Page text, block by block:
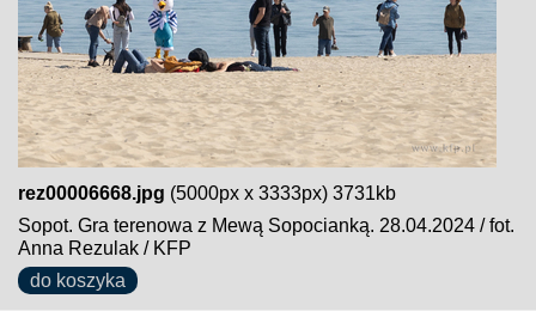
rez00006668.jpg (5000px x 3333px) 3731kb
Sopot. Gra terenowa z Mewą Sopocianką. 28.04.2024 / fot.
Anna Rezulak / KFP
do koszyka